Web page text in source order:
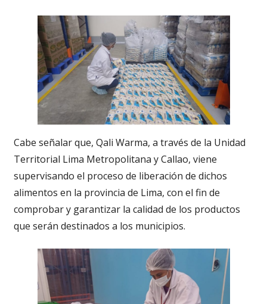
Cabe señalar que, Qali Warma, a través de la Unidad
Territorial Lima Metropolitana y Callao, viene
supervisando el proceso de liberación de dichos
alimentos en la provincia de Lima, con el fin de
comprobar y garantizar la calidad de los productos
que serán destinados a los municipios.